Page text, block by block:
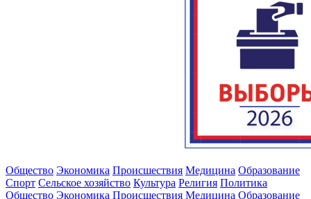
Общество Экономика Происшествия Медицина Образование
Спорт Сельское хозяйство Культура Религия Политика
Общество Экономика Происшествия Медицина Образование